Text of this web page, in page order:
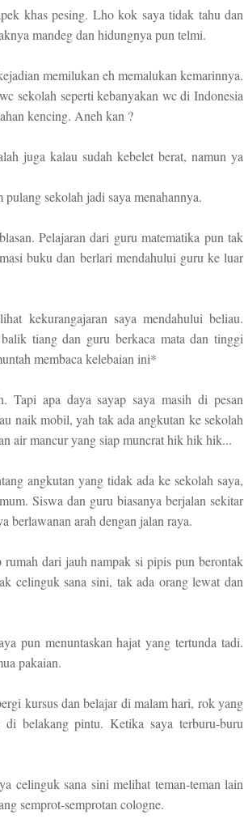
khas pesing. Lho kok saya tidak tahu dan
mandeg dan hidungnya pun telmi.
memilukan eh memalukan kemarinnya.
sekolah seperti kebanyakan wc di Indonesia
kencing. Aneh kan ?
juga kalau sudah kebelet berat, namun ya
sekolah jadi saya menahannya.
Pelajaran dari guru matematika pun tak
buku dan berlari mendahului guru ke luar
kekurangajaran saya mendahului beliau.
tiang dan guru berkaca mata dan tinggi
membaca kelebaian ini*
Tapi apa daya sayap saya masih di pesan
naik mobil, yah tak ada angkutan ke sekolah
air mancur yang siap muncrat hik hik hik...
angkutan yang tidak ada ke sekolah saya,
Siswa dan guru biasanya berjalan sekitar
berlawanan arah dengan jalan raya.
dari jauh nampak si pipis pun berontak
celinguk sana sini, tak ada orang lewat dan
pun menuntaskan hajat yang tertunda tadi.
pakaian.
kursus dan belajar di malam hari, rok yang
belakang pintu. Ketika saya terburu-buru
celinguk sana sini melihat teman-teman lain
semprot-semprotan cologne.